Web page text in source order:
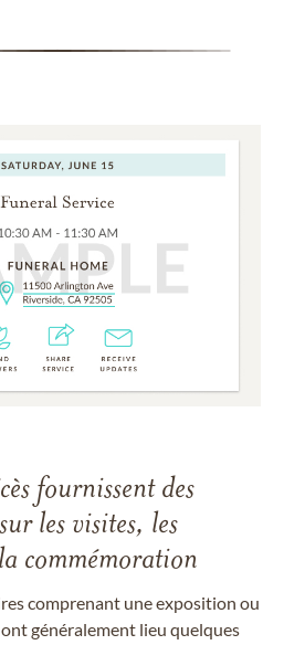
fournissent des
les visites, les
commémoration
comprenant une exposition ou
généralement lieu quelques